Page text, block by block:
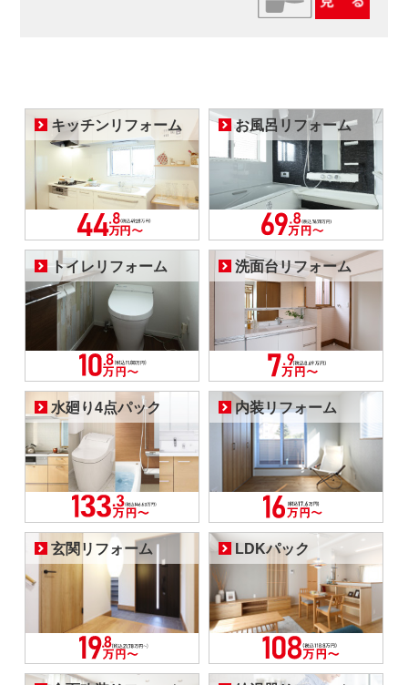
キッチンリフォーム お風呂リフォーム
トイレリフォーム 洗面台リフォーム
水廻り4点パック 内装リフォーム
玄関リフォーム LDKパック